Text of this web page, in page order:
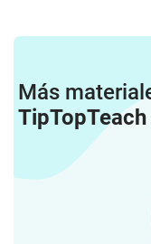
Más
TipTopTeach